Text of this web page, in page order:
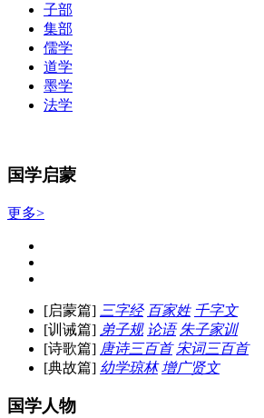
子部
集部
儒学
道学
墨学
法学
国学启蒙
更多>
[启蒙篇] 三字经 百家姓 千字文
[训诫篇] 弟子规 论语 朱子家训
[诗歌篇] 唐诗三百首 宋词三百首
[典故篇] 幼学琼林 增广贤文
国学人物